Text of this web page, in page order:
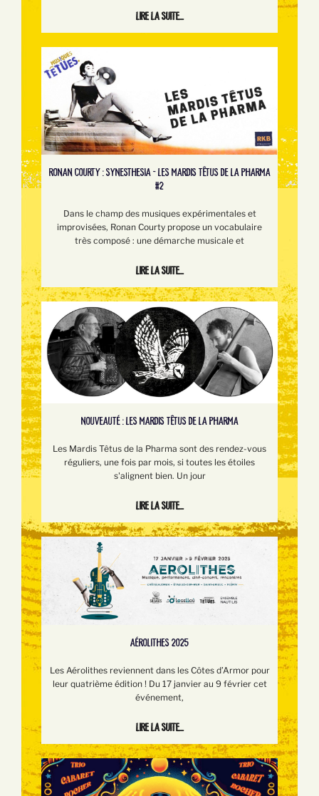
Lire la suite...
RONAN COURTY : SYNESTHESIA - LES MARDIS TÊTUS DE LA PHARMA
#2
Dans le champ des musiques expérimentales et
improvisées, Ronan Courty propose un vocabulaire
très composé : une démarche musicale et
Lire la suite...
NOUVEAUTÉ : LES MARDIS TÊTUS DE LA PHARMA
Les Mardis Têtus de la Pharma sont des rendez-vous
réguliers, une fois par mois, si toutes les étoiles
s'alignent bien. Un jour
Lire la suite...
AÉROLITHES 2025
Les Aérolithes reviennent dans les Côtes d’Armor pour
leur quatrième édition ! Du 17 janvier au 9 février cet
événement,
Lire la suite...